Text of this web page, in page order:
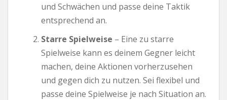
und Schwächen und passe deine Taktik
entsprechend an.
Starre Spielweise – Eine zu starre
Spielweise kann es deinem Gegner leicht
machen, deine Aktionen vorherzusehen
und gegen dich zu nutzen. Sei flexibel und
passe deine Spielweise je nach Situation an.